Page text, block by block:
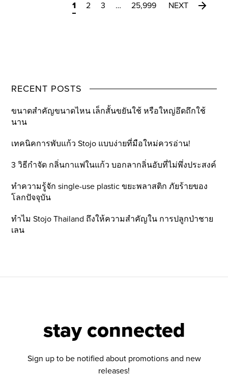
1 2 3 … 25,999 NEXT
RECENT POSTS
ขนาดสำคัญขนาดไหน เล็กสั้นขยันใช้ หรือใหญ่อึดถึกใช้
นาน
เทคนิคการพับแก้ว Stojo แบบง่ายที่มือใหม่ควรอ่าน!
3 วิธีกำจัด กลิ่นกาแฟในแก้ว บอกลากลิ่นอับที่ไม่พึ่งประสงค์
ทำความรู้จัก single-use plastic ขยะพลาสติก ภัยร้ายของ
โลกปัจจุบัน
ทำไม Stojo Thailand ถึงให้ความสำคัญใน การปลูกป่าชาย
เลน
stay connected
Sign up to be notified about promotions and new
releases!